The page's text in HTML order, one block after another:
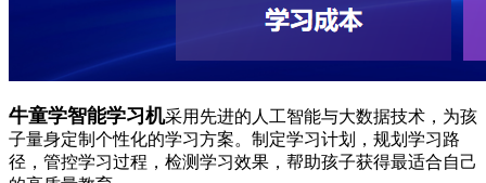
牛童学智能学习机采用先进的人工智能与大数据技术，为孩
子量身定制个性化的学习方案。制定学习计划，规划学习路
径，管控学习过程，检测学习效果，帮助孩子获得最适合自己